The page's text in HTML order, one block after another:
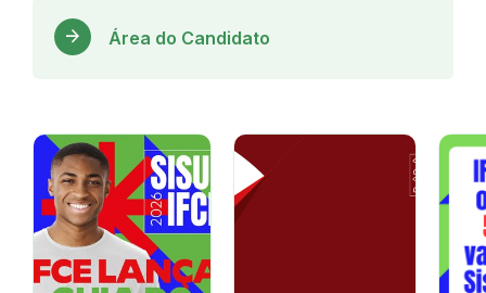
arrow_forward Área do Candidato